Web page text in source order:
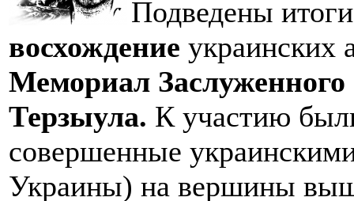
Подведены
восхождение украинских
Мемориал Заслуженного
Терзыула. К участию
совершенные
Украины) на вершины